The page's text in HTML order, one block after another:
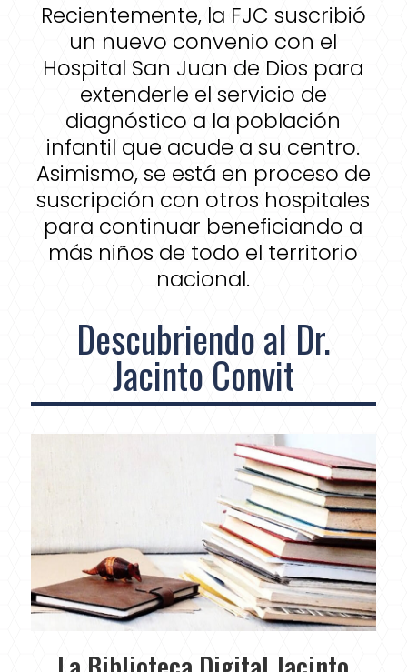
Recientemente, la FJC suscribió
un nuevo convenio con el
Hospital San Juan de Dios para
extenderle el servicio de
diagnóstico a la población
infantil que acude a su centro.
Asimismo, se está en proceso de
suscripción con otros hospitales
para continuar beneficiando a
más niños de todo el territorio
nacional.
Descubriendo al Dr.
Jacinto Convit